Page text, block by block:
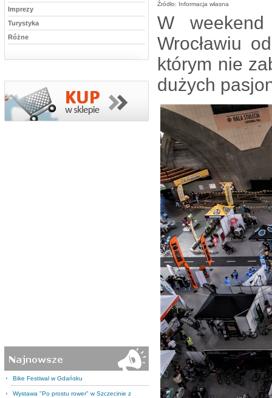
Imprezy
Turystyka
Różne
Bike Festiwal w Gdańsku
Wystawa "Po prostu rower" w Szczecinie z
Źródło: Informacja własna
W
Wrocławiu
którym nie
dużych